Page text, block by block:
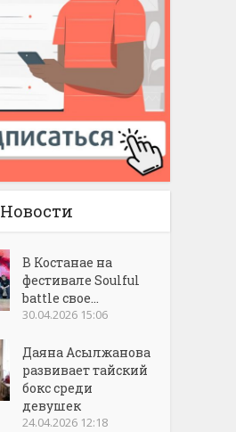
Новости
В Костанае на
фестивале Soulful
battle свое...
30.04.2026 15:06
Даяна Асылжанова
развивает тайский
бокс среди
девушек
24.04.2026 12:18